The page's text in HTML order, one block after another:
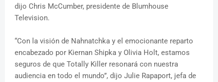
dijo Chris McCumber, presidente de Blumhouse
Television.
“Con la visión de Nahnatchka y el emocionante reparto
encabezado por Kiernan Shipka y Olivia Holt, estamos
seguros de que Totally Killer resonará con nuestra
audiencia en todo el mundo”, dijo Julie Rapaport, jefa de